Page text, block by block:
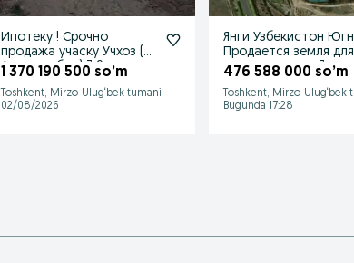
Ипотеку ! Срочно
продажа учаску Учхоз (
Алишеробод) 3.9 сотку
1 370 190 500 so’m
Toshkent, Mirzo-Ulug‘bek tumani
02/08/2026
Янги Узбекистон
Продается земля для
строительства 3
476 588 000 so’m
Toshkent, Mirzo-Ulug‘bek
Bugunda 17:28